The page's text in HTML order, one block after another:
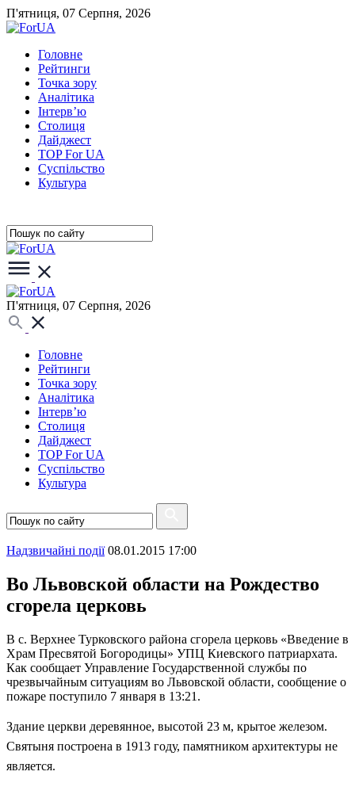
П'ятниця, 07 Серпня, 2026
Головне
Рейтинги
Точка зору
Аналітика
Інтерв’ю
Столиця
Дайджест
TOP For UA
Суспiльство
Культура
П'ятниця, 07 Серпня, 2026
Головне
Рейтинги
Точка зору
Аналітика
Інтерв’ю
Столиця
Дайджест
TOP For UA
Суспiльство
Культура
Надзвичайні події 08.01.2015 17:00
Во Львовской области на Рождество
сгорела церковь
В с. Верхнее Турковского района сгорела церковь «Введение в
Храм Пресвятой Богородицы» УПЦ Киевского патриархата.
Как сообщает Управление Государственной службы по
чрезвычайным ситуациям во Львовской области, сообщение о
пожаре поступило 7 января в 13:21.
Здание церкви деревянное, высотой 23 м, крытое железом.
Святыня построена в 1913 году, памятником архитектуры не
является.